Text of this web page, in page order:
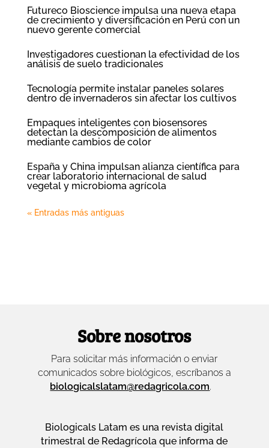
Futureco Bioscience impulsa una nueva etapa
de crecimiento y diversificación en Perú con un
nuevo gerente comercial
Investigadores cuestionan la efectividad de los
análisis de suelo tradicionales
Tecnología permite instalar paneles solares
dentro de invernaderos sin afectar los cultivos
Empaques inteligentes con biosensores
detectan la descomposición de alimentos
mediante cambios de color
España y China impulsan alianza científica para
crear laboratorio internacional de salud
vegetal y microbioma agrícola
« Entradas más antiguas
Sobre nosotros
Para solicitar más información o enviar
comunicados sobre biológicos, escríbanos a
biologicalslatam@redagricola.com.
Biologicals Latam es una revista digital
trimestral de Redagrícola que informa de